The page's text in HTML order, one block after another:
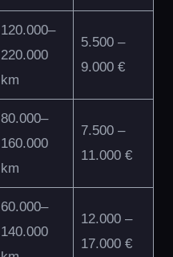
120.000–
220.000
km
5.500 –
9.000 €
80.000–
160.000
km
7.500 –
11.000 €
60.000–
140.000
12.000 –
17.000 €